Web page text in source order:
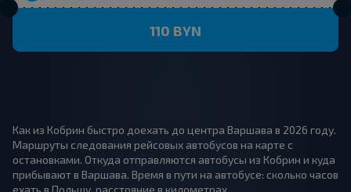
110 BYN
Как из Кобрин быстро доехать до центра Варшава в 2026 году.
Маршруты следования рейсовых автобусов на карте с
остановками. Откуда отправляются автобусы из Кобрин и куда
прибывают в Варшава. Время в пути на автобусе: сколько часов
ехать в Польшу, расстояние в километрах.